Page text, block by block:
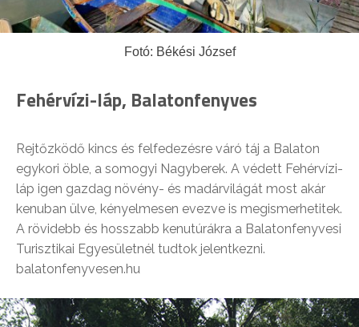
Fotó: Békési József
Fehérvízi-láp, Balatonfenyves
Rejtőzködő kincs és felfedezésre váró táj a Balaton
egykori öble, a somogyi Nagyberek. A védett Fehérvízi-
láp igen gazdag növény- és madárvilágát most akár
kenuban ülve, kényelmesen evezve is megismerhetitek.
A rövidebb és hosszabb kenutúrákra a Balatonfenyvesi
Turisztikai Egyesületnél tudtok jelentkezni.
balatonfenyvesen.hu